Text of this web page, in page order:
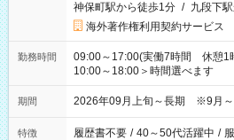
神保町駅から徒歩1分 / 九段下
海外著作権利用契約サービス
勤務時間
09:00～17:00(実働7時間 休憩1
10:00～18:00＞時間選べます
期間 2026年09月上旬～長期 ※9月～
特徴 履歴書不要 / 40～50代活躍中 /